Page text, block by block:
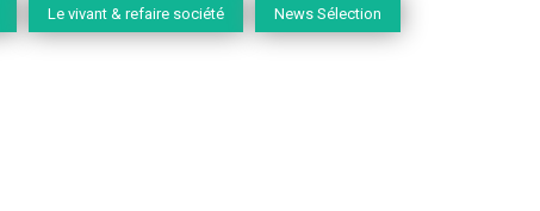
Le vivant & refaire société News Sélection